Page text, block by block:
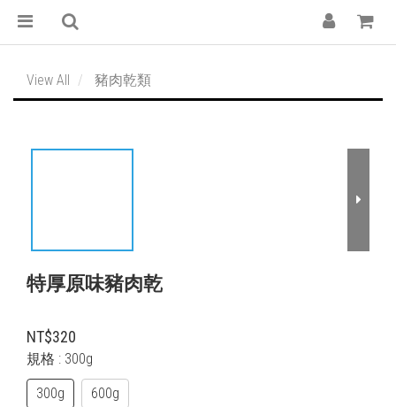
View All 豬肉乾類
特厚原味豬肉乾
NT$320
規格 : 300g
300g 600g